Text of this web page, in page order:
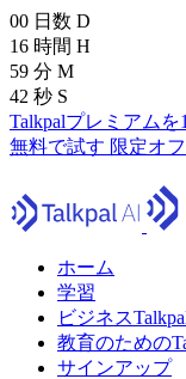
00 日数 D
16 時間 H
59 分 M
41 秒 S
Talkpalプレミアム
無料で試す 限定オ
ホーム
学習
ビジネス
教育のための
サインアップ